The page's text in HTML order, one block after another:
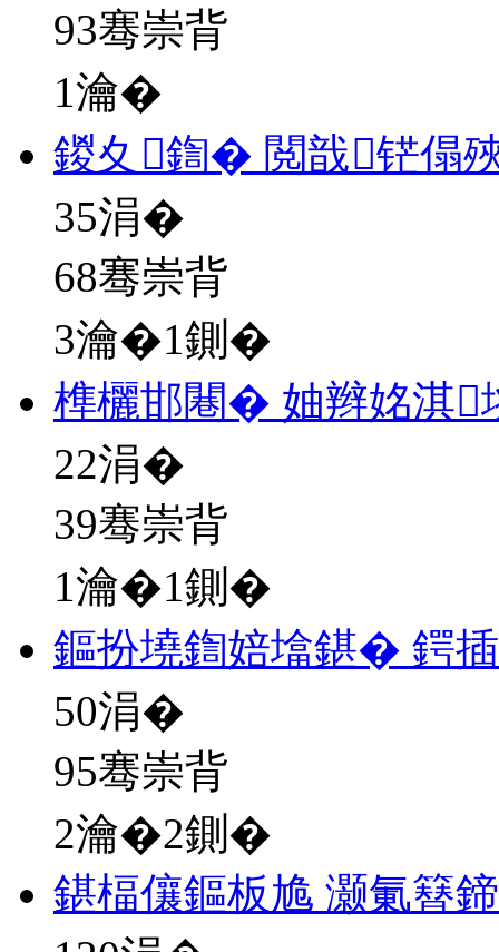
93骞崇背
1瀹�
鍐夊鍧� 閲戠铓傝
35涓�
68骞崇背
3瀹�1鍘�
榫欐邯闀� 妯辫姳淇
22涓�
39骞崇背
1瀹�1鍘�
鏂扮墝鍧婄墖鍖� 鍔
50涓�
95骞崇背
2瀹�2鍘�
鍖楅儴鏂板尯 灏氭簮